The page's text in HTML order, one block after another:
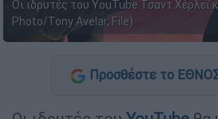
Οι ιδρυτές του YouTube Τσαντ Χέρλεϊ
Photo/Tony Avelar, File)
Προσθέστε το